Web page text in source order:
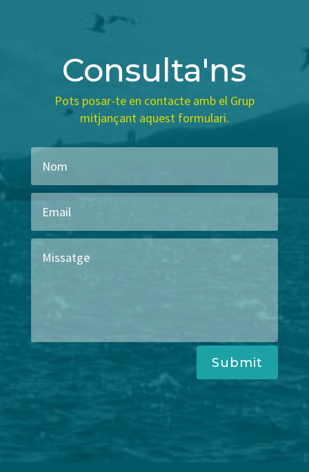
Consulta'ns
Pots posar-te en contacte amb el Grup
mitjançant aquest formulari.
Submit